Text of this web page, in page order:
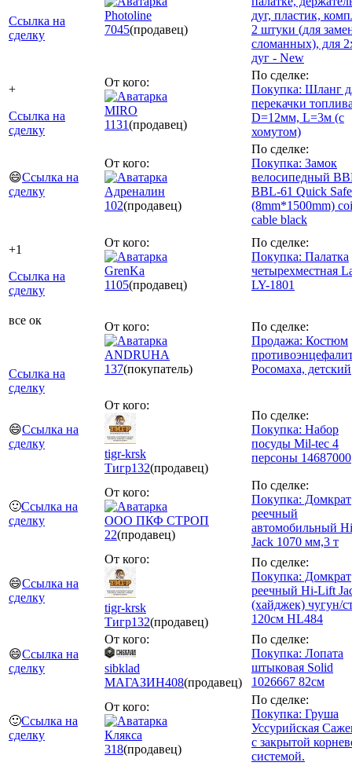
Ссылка на
сделку
Photoline
7045(продавец)
дуг, пластик,
2 штуки (для
сломанных), для
дуг - New
+
Ссылка на
сделку
От кого:
MIRO
1131(продавец)
По сделке:
Покупка: Шланг
перекачки
D=12мм, L=3м (с
хомутом)
😄Ссылка на
сделку
От кого:
Адреналин
102(продавец)
По сделке:
Покупка: Замок
велосипедный
BBL-61 Quick Safe
(8mm*1500mm)
cable black
+1
Ссылка на
сделку
От кого:
GrenKa
1105(продавец)
По сделке:
Покупка: Палатка
четырехместная
LY-1801
все ок
Ссылка на
сделку
От кого:
ANDRUHA
137(покупатель)
По сделке:
Продажа: Костюм
Росомаха, детский
😄Ссылка на
сделку
От кого:
tigr-krsk
Тигр132(продавец)
По сделке:
Покупка: Набор
посуды Mil-tec 4
персоны 14687000
🙂Ссылка на
сделку
От кого:
ООО ПКФ СТРОП
22(продавец)
По сделке:
Покупка: Домкрат
реечный
автомобильный
Jack 1070 мм,3 т
😄Ссылка на
сделку
От кого:
tigr-krsk
Тигр132(продавец)
По сделке:
Покупка: Домкрат
реечный Hi-Lift
(хайджек) чугун/
120см HL484
😄Ссылка на
сделку
От кого:
sibklad
МАГАЗИН408(продавец)
По сделке:
Покупка: Лопата
штыковая Solid
1026667 82см
🙂Ссылка на
сделку
От кого:
Клякса
318(продавец)
По сделке:
Покупка: Груша
Уссурийская
с закрытой
системой.